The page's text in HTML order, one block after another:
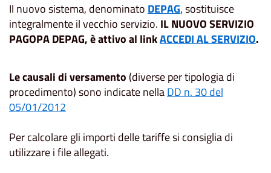
Il nuovo sistema, denominatoDEPAG, sostituisce
integralmente il vecchio servizio. IL NUOVO SERVIZIO
PAGOPA DEPAG, è attivo al linkACCEDI AL SERVIZIO.
Le causali di versamento (diverse per tipologia di
procedimento) sono indicate nellaDD n. 30 del
05/01/2012
Per calcolare gli importi delle tariffe si consiglia di
utilizzare i file allegati.